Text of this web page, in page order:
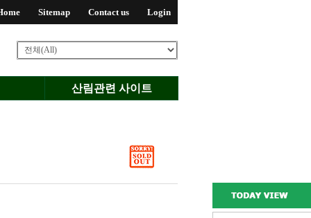
Sitemap Contact us Login
산림관련 사이트